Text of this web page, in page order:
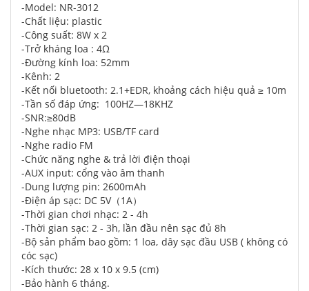
-Model: NR-3012
-Chất liệu: plastic
-Công suất: 8W x 2
-Trở kháng loa : 4Ω
-Đường kính loa: 52mm
-Kênh: 2
-Kết nối bluetooth: 2.1+EDR, khoảng cách hiệu quả ≥ 10m
-Tần số đáp ứng: 100HZ—18KHZ
-SNR:≥80dB
-Nghe nhạc MP3: USB/TF card
-Nghe radio FM
-Chức năng nghe & trả lời điện thoại
-AUX input: cổng vào âm thanh
-Dung lượng pin: 2600mAh
-Điện áp sạc: DC 5V（1A）
-Thời gian chơi nhạc: 2 - 4h
-Thời gian sạc: 2 - 3h, lần đầu nên sạc đủ 8h
-Bộ sản phẩm bao gồm: 1 loa, dây sạc đầu USB ( không có
cóc sạc)
-Kích thước: 28 x 10 x 9.5 (cm)
-Bảo hành 6 tháng.